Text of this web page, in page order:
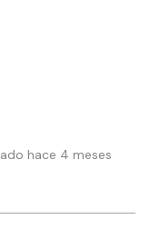
hace 4 meses